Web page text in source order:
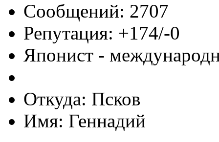
Сообщений: 2707
Репутация: +174/-0
Японист -
Откуда: Псков
Имя: Геннадий